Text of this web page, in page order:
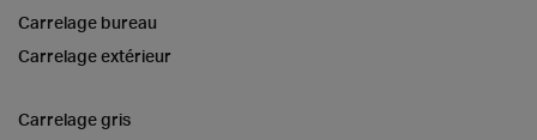
Carrelage bureau
Carrelage extérieur
Carrelage gris